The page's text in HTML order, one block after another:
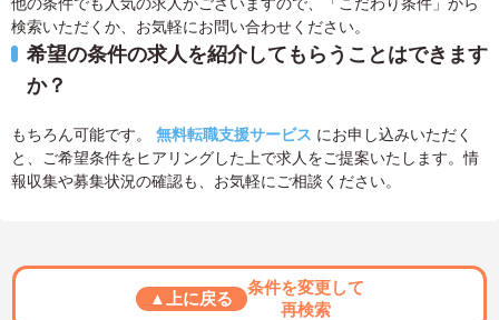
検索いただくか、お気軽にお問い合わせください。
希望の条件の求人を紹介してもらうことはできます
か？
もちろん可能です。 無料転職支援サービス にお申し込みいただく
と、ご希望条件をヒアリングした上で求人をご提案いたします。情
報収集や募集状況の確認も、お気軽にご相談ください。
▲上に戻る
条件を変更して
再検索